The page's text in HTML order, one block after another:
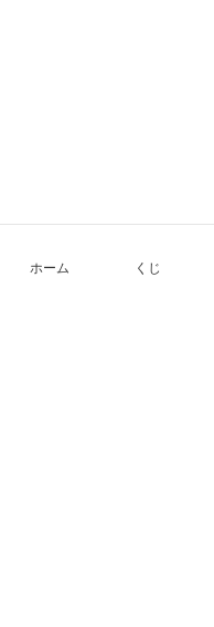
ホーム くじ